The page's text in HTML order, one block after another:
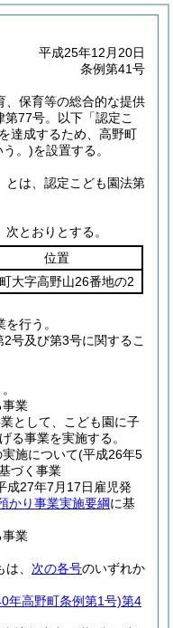
平成25年12月20日
条例第41号
、保育等の総合的な提供
77号。以下「認定こ
達成するため、高野町
う。)を設置する。
とは、認定こども園法第
とおりとする。
位置
大字高野山26番地の2
行う。
号及び第3号に関するこ
事業
として、こども園に子
る事業を実施する。
実施について(平成26年5
づく事業
成27年7月17日雇児発
かり事業実施要綱に基
事業
、 次の各号のいずれか
年高野町条例第1号)第4